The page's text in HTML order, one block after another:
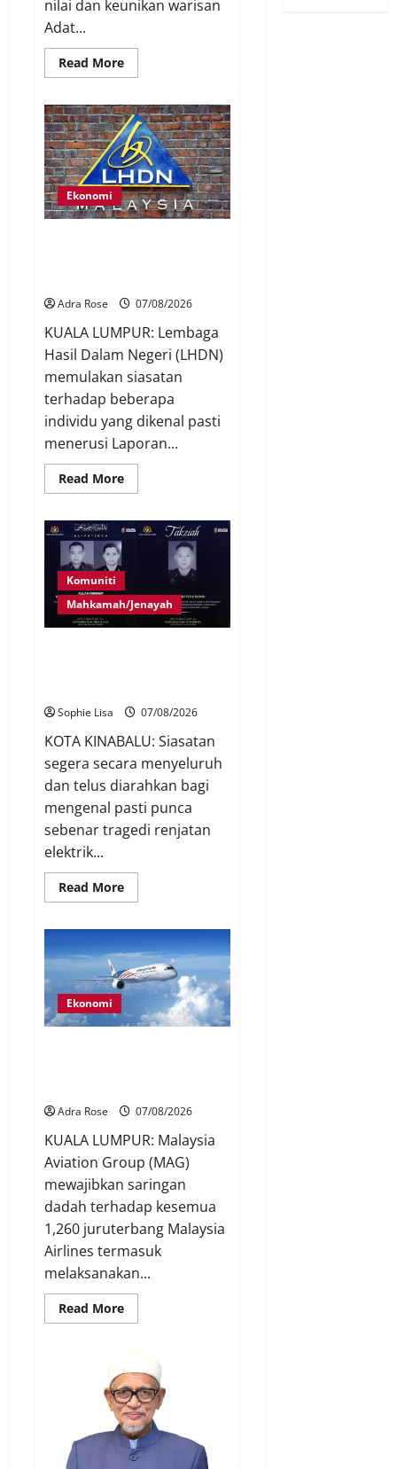
nilai dan keunikan warisan
Adat...
Read More
Ekonomi
Adra Rose 07/08/2026
KUALA LUMPUR: Lembaga
Hasil Dalam Negeri (LHDN)
memulakan siasatan
terhadap beberapa
individu yang dikenal pasti
menerusi Laporan...
Read More
Komuniti
Mahkamah/Jenayah
Sophie Lisa 07/08/2026
KOTA KINABALU: Siasatan
segera secara menyeluruh
dan telus diarahkan bagi
mengenal pasti punca
sebenar tragedi renjatan
elektrik...
Read More
Ekonomi
Adra Rose 07/08/2026
KUALA LUMPUR: Malaysia
Aviation Group (MAG)
mewajibkan saringan
dadah terhadap kesemua
1,260 juruterbang Malaysia
Airlines termasuk
melaksanakan...
Read More